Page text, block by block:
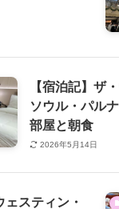
【宿泊記】ザ
ソウル・パル
部屋と朝食
2026年5月14日
ェスティン・